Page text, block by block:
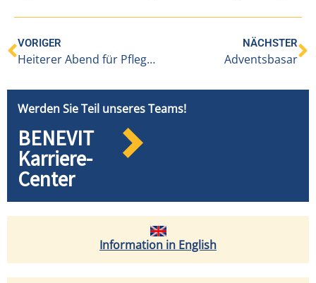
VORIGER
Heiterer Abend für Pflegende und Gepflegte
NÄCHSTER
Adventsbasar
Werden Sie Teil unseres Teams!
BENEVIT
Karriere-
Center
Information in English